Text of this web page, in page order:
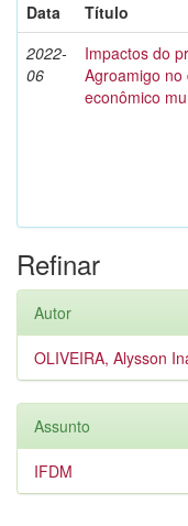
Data
Título
2022-
06
Impactos do
Agroamigo no
econômico
Refinar
Autor
OLIVEIRA, Alysson
Assunto
IFDM